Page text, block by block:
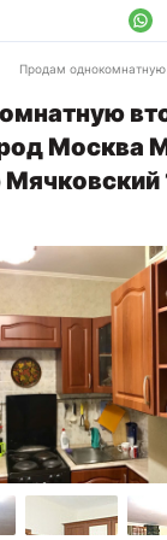
Продам однокомнатную вторичку 40.0 м этаж 3/10 город
Москва